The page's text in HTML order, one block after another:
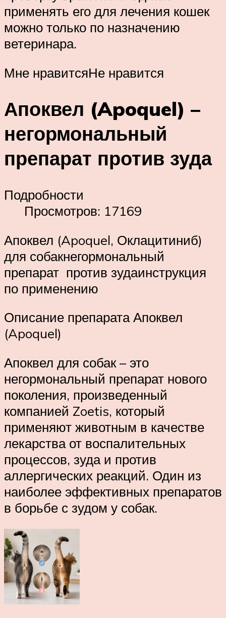
применять его для лечения кошек
можно только по назначению
ветеринара.
Мне нравитсяНе нравится
Апоквел (Apoquel) –
негормональный
препарат против зуда
Подробности
Просмотров: 17169
Апоквел (Apoquel, Оклацитиниб)
для собакнегормональный
препарат против зудаинструкция
по применению
Описание препарата Апоквел
(Apoquel)
Апоквел для собак – это
негормональный препарат нового
поколения, произведенный
компанией Zoetis, который
применяют животным в качестве
лекарства от воспалительных
процессов, зуда и против
аллергических реакций. Один из
наиболее эффективных препаратов
в борьбе с зудом у собак.